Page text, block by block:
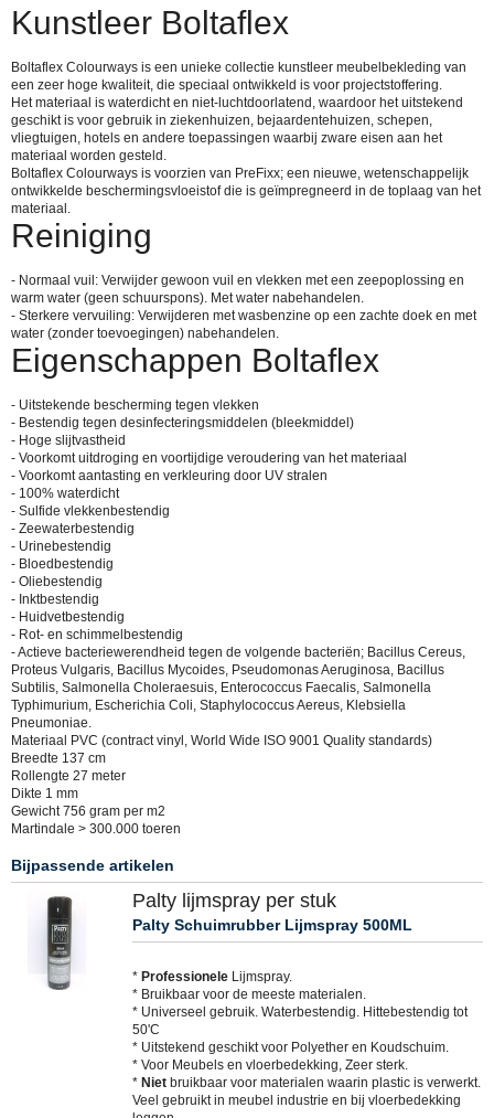
Kunstleer Boltaflex
Boltaflex Colourways is een unieke collectie kunstleer meubelbekleding van
een zeer hoge kwaliteit, die speciaal ontwikkeld is voor projectstoffering.
Het materiaal is waterdicht en niet-luchtdoorlatend, waardoor het uitstekend
geschikt is voor gebruik in ziekenhuizen, bejaardentehuizen, schepen,
vliegtuigen, hotels en andere toepassingen waarbij zware eisen aan het
materiaal worden gesteld.
Boltaflex Colourways is voorzien van PreFixx; een nieuwe, wetenschappelijk
ontwikkelde beschermingsvloeistof die is geïmpregneerd in de toplaag van het
materiaal.
Reiniging
- Normaal vuil: Verwijder gewoon vuil en vlekken met een zeepoplossing en
warm water (geen schuurspons). Met water nabehandelen.
- Sterkere vervuiling: Verwijderen met wasbenzine op een zachte doek en met
water (zonder toevoegingen) nabehandelen.
Eigenschappen Boltaflex
- Uitstekende bescherming tegen vlekken
- Bestendig tegen desinfecteringsmiddelen (bleekmiddel)
- Hoge slijtvastheid
- Voorkomt uitdroging en voortijdige veroudering van het materiaal
- Voorkomt aantasting en verkleuring door UV stralen
- 100% waterdicht
- Sulfide vlekkenbestendig
- Zeewaterbestendig
- Urinebestendig
- Bloedbestendig
- Oliebestendig
- Inktbestendig
- Huidvetbestendig
- Rot- en schimmelbestendig
- Actieve bacteriewerendheid tegen de volgende bacteriën; Bacillus Cereus,
Proteus Vulgaris, Bacillus Mycoides, Pseudomonas Aeruginosa, Bacillus
Subtilis, Salmonella Choleraesuis, Enterococcus Faecalis, Salmonella
Typhimurium, Escherichia Coli, Staphylococcus Aereus, Klebsiella
Pneumoniae.
Materiaal PVC (contract vinyl, World Wide ISO 9001 Quality standards)
Breedte 137 cm
Rollengte 27 meter
Dikte 1 mm
Gewicht 756 gram per m2
Martindale > 300.000 toeren
Bijpassende artikelen
Palty lijmspray per stuk
Palty Schuimrubber Lijmspray 500ML
* Professionele Lijmspray.
* Bruikbaar voor de meeste materialen.
* Universeel gebruik. Waterbestendig. Hittebestendig tot
50'C
* Uitstekend geschikt voor Polyether en Koudschuim.
* Voor Meubels en vloerbedekking, Zeer sterk.
* Niet bruikbaar voor materialen waarin plastic is verwerkt.
Veel gebruikt in meubel industrie en bij vloerbedekking